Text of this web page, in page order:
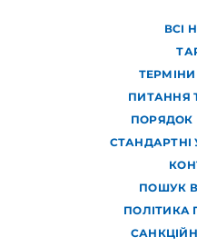
ВСІ
ПИТАННЯ
ПОРЯДОК
СТАНДАРТНІ
ПОШУК
ПОЛІТИКА